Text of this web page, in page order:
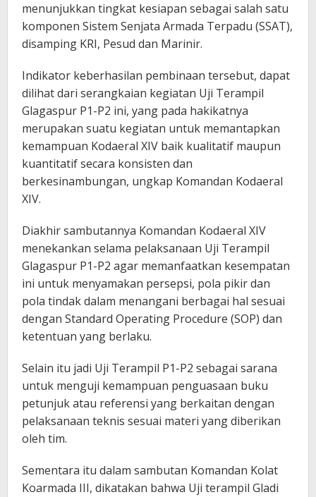
menunjukkan tingkat kesiapan sebagai salah satu
komponen Sistem Senjata Armada Terpadu (SSAT),
disamping KRI, Pesud dan Marinir.
Indikator keberhasilan pembinaan tersebut, dapat
dilihat dari serangkaian kegiatan Uji Terampil
Glagaspur P1-P2 ini, yang pada hakikatnya
merupakan suatu kegiatan untuk memantapkan
kemampuan Kodaeral XIV baik kualitatif maupun
kuantitatif secara konsisten dan
berkesinambungan, ungkap Komandan Kodaeral
XIV.
Diakhir sambutannya Komandan Kodaeral XIV
menekankan selama pelaksanaan Uji Terampil
Glagaspur P1-P2 agar memanfaatkan kesempatan
ini untuk menyamakan persepsi, pola pikir dan
pola tindak dalam menangani berbagai hal sesuai
dengan Standard Operating Procedure (SOP) dan
ketentuan yang berlaku.
Selain itu jadi Uji Terampil P1-P2 sebagai sarana
untuk menguji kemampuan penguasaan buku
petunjuk atau referensi yang berkaitan dengan
pelaksanaan teknis sesuai materi yang diberikan
oleh tim.
Sementara itu dalam sambutan Komandan Kolat
Koarmada III, dikatakan bahwa Uji terampil Gladi